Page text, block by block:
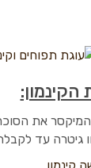
הקינמון:
את
גיטרה עד